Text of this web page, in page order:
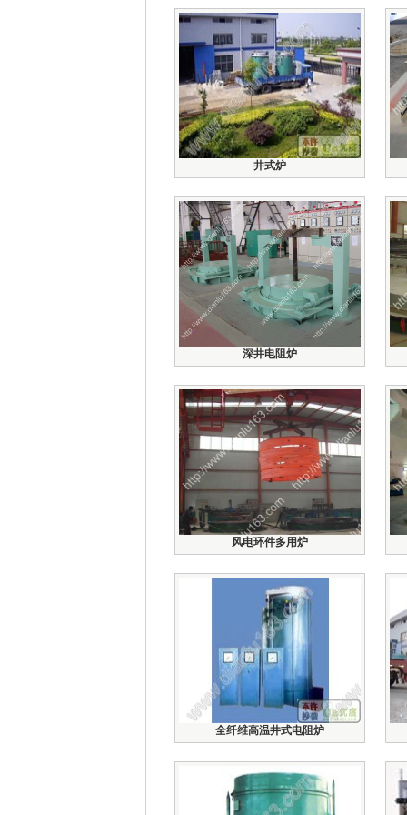
井式炉
深井电阻炉
风电环件多用炉
全纤维高温井式电阻炉